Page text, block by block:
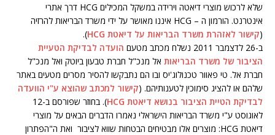
שלא לרכוש מוצרי דיאטה וירידה במשקל המכילים HCG דרך אתרי
אינטרנט. הורמון ה – HCG איננו מאושר על ידי משרד הבריאות להרזיה
(קישור לאזהרת משרד הבריאות על דיאטת HCG
).
ב-26 לדצמבר 2011 נשלח מכתב מטעם
הועדה לבדיקת הטעיית
הציבור של משרד הבריאות אל מנכ"ל חברת טבעון ביוטק ואל מנכ"ל
חברת אל. טי פאוור טכנולוג'יס ובו הם נתבקשו להסיר מסרים מטעים באתר
שלהם או להציג סימוכין לטענותיהם. (קישור למכתב שהוצא ע"י הוועדה
לבדיקת הטיית הציבור בנושא דיאטת HCG
). בחוזר שפורסם ב-12
לאוגוסט ע"י משרד הבריאות הישראלי נאמרו הדברים הבאים על מוצרי
דיאטת HCG: מוצרים אלו מבטיחים הבטחות שווא לציבור ואת ה"הפתרון